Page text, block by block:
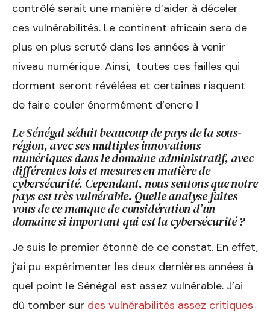
contrôlé serait une manière d’aider à déceler
ces vulnérabilités. Le continent africain sera de
plus en plus scruté dans les années à venir
niveau numérique. Ainsi, toutes ces failles qui
dorment seront révélées et certaines risquent
de faire couler énormément d’encre !
Le Sénégal séduit beaucoup de pays de la sous-
région, avec ses multiples innovations
numériques dans le domaine administratif, avec
différentes lois et mesures en matière de
cybersécurité. Cependant, nous sentons que notre
pays est très vulnérable. Quelle analyse faites-
vous de ce manque de considération d’un
domaine si important qui est la cybersécurité ?
Je suis le premier étonné de ce constat. En effet,
j’ai pu expérimenter les deux dernières années à
quel point le Sénégal est assez vulnérable. J’ai
dû tomber sur des vulnérabilités assez critiques